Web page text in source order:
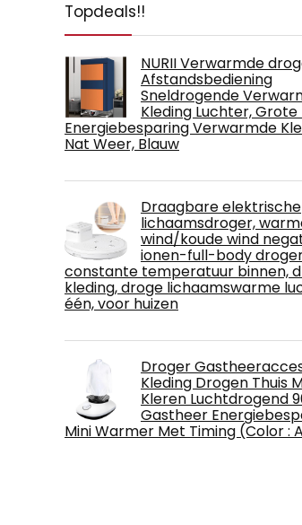
Topdeals!!
NURII Verwarmde
Afstandsbediening
Sneldrogende
Kleding Luchter, Grote
Energiebesparing Verwarmde
Nat Weer, Blauw
Draagbare elektrische
lichaamsdroger,
wind/koude wind
ionen-full-body
constante temperatuur binnen,
kleding, droge lichaamswarme
één, voor huizen
Droger
Kleding Drogen Thuis
Kleren Luchtdrogend
Gastheer
Mini Warmer Met Timing (Color :